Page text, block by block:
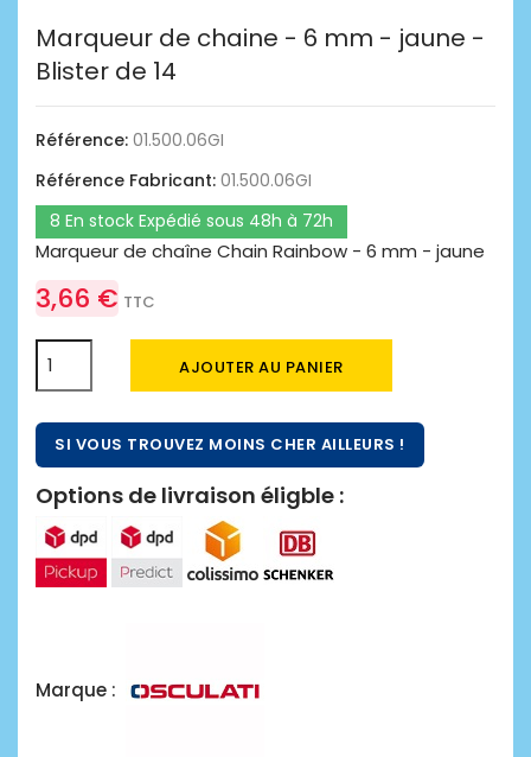
Marqueur de chaine - 6 mm - jaune -
Blister de 14
Référence: 01.500.06GI
Référence Fabricant: 01.500.06GI
8 En stock Expédié sous 48h à 72h
Marqueur de chaîne Chain Rainbow - 6 mm - jaune
3,66 € TTC
AJOUTER AU PANIER
SI VOUS TROUVEZ MOINS CHER AILLEURS !
Options de livraison éligble :
Marque :